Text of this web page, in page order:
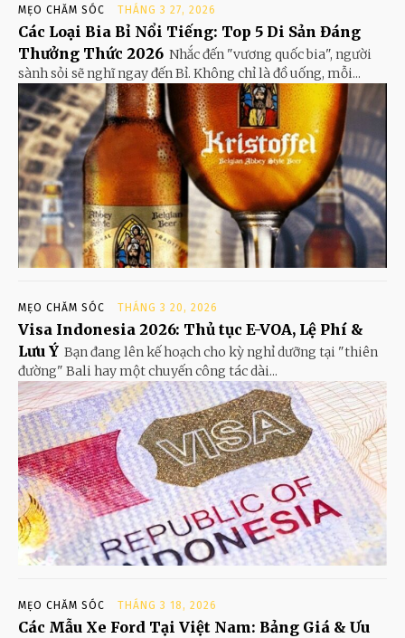
MẸO CHĂM SÓC THÁNG 3 27, 2026
Các Loại Bia Bỉ Nổi Tiếng: Top 5 Di Sản Đáng
Thưởng Thức 2026 Nhắc đến "vương quốc bia", người
sành sỏi sẽ nghĩ ngay đến Bỉ. Không chỉ là đồ uống, mỗi...
MẸO CHĂM SÓC THÁNG 3 20, 2026
Visa Indonesia 2026: Thủ tục E-VOA, Lệ Phí &
Lưu Ý Bạn đang lên kế hoạch cho kỳ nghỉ dưỡng tại "thiên
đường" Bali hay một chuyến công tác dài...
MẸO CHĂM SÓC THÁNG 3 18, 2026
Các Mẫu Xe Ford Tại Việt Nam: Bảng Giá & Ưu